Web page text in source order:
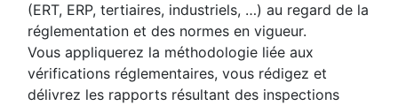
(ERT, ERP, tertiaires, industriels, …) au regard de la
réglementation et des normes en vigueur.
Vous appliquerez la méthodologie liée aux
vérifications réglementaires, vous rédigez et
délivrez les rapports résultant des inspections